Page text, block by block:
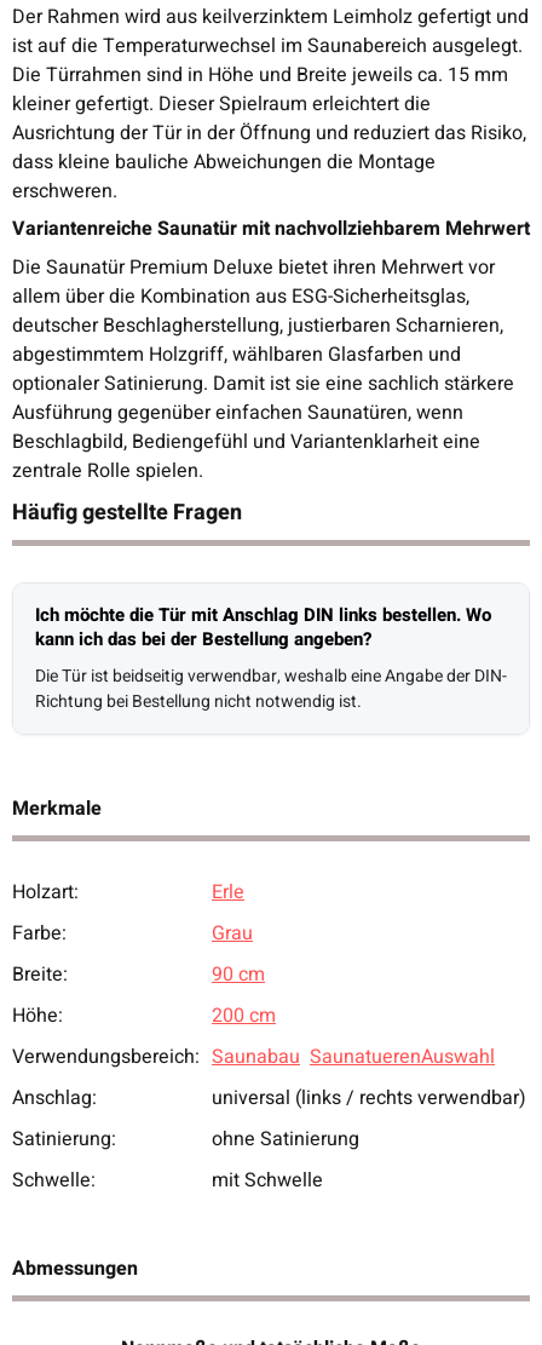
Der Rahmen wird aus keilverzinktem Leimholz gefertigt und
ist auf die Temperaturwechsel im Saunabereich ausgelegt.
Die Türrahmen sind in Höhe und Breite jeweils ca. 15 mm
kleiner gefertigt. Dieser Spielraum erleichtert die
Ausrichtung der Tür in der Öffnung und reduziert das Risiko,
dass kleine bauliche Abweichungen die Montage
erschweren.
Variantenreiche Saunatür mit nachvollziehbarem Mehrwert
Die Saunatür Premium Deluxe bietet ihren Mehrwert vor
allem über die Kombination aus ESG-Sicherheitsglas,
deutscher Beschlagherstellung, justierbaren Scharnieren,
abgestimmtem Holzgriff, wählbaren Glasfarben und
optionaler Satinierung. Damit ist sie eine sachlich stärkere
Ausführung gegenüber einfachen Saunatüren, wenn
Beschlagbild, Bediengefühl und Variantenklarheit eine
zentrale Rolle spielen.
Häufig gestellte Fragen
Ich möchte die Tür mit Anschlag DIN links bestellen. Wo
kann ich das bei der Bestellung angeben?
Die Tür ist beidseitig verwendbar, weshalb eine Angabe der DIN-
Richtung bei Bestellung nicht notwendig ist.
Merkmale
Produkteigenschaft
Wert
Holzart:
Erle
Farbe:
Grau
Breite:
90 cm
Höhe:
200 cm
Verwendungsbereich: Saunabau SaunatuerenAuswahl
Anschlag:
universal (links / rechts verwendbar)
Satinierung:
ohne Satinierung
Schwelle:
mit Schwelle
Abmessungen